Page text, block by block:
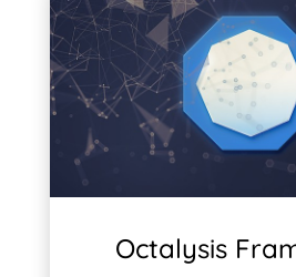
Octalysis